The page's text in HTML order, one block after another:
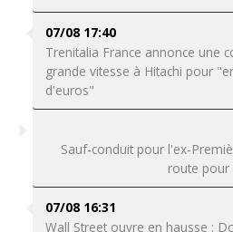
07/08 17:40
Trenitalia France annonce une
grande vitesse à Hitachi pour
d'euros"
Sauf-conduit pour l'ex-
route pour
07/08 16:31
Wall Street ouvre en hausse :